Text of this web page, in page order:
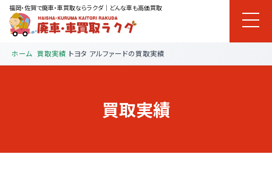
福岡・佐賀で廃車・車買取ならラクダ｜どんな車も高価買取
ホーム 買取実績 トヨタ アルファードの買取実績
買取実績